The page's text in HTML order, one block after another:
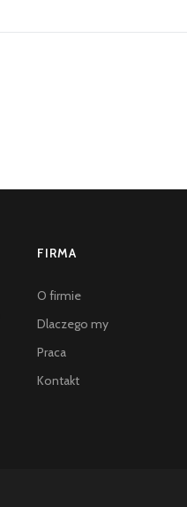
FIRMA
O firmie
Dlaczego my
Praca
Kontakt